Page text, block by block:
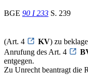
BGE 90 I 233 S. 239
(Art. 4 KV) zu
Anrufung des Art. 4
entgegen.
Zu Unrecht beantragt die